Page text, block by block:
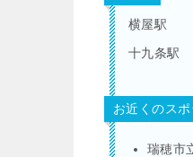
横屋駅
十九条駅
お近くのスポ
瑞穂市